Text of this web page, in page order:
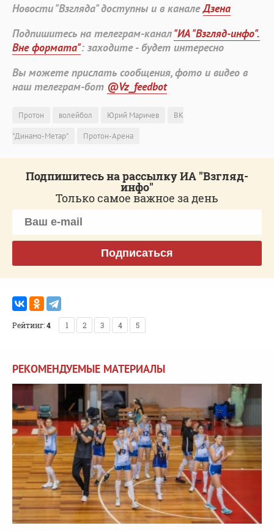
Новости "Взгляда" доступны и в каналеДзена
Подпишитесь на телеграм-канал"ИА "Взгляд-инфо".
Вне формата": заходите - будет интересно
Вы можете прислать сообщения, фото и видео в
наш телеграм-бот @Vz_feedbot
Протон волейбол Юрий Маричев
ВК
"Динамо-Метар"
Протон-Арена
Подпишитесь на рассылку ИА "Взгляд-
инфо"
Только самое важное за день
Подписаться
Рейтинг:4 1 2 3 4 5
РЕКОМЕНДУЕМЫЕ МАТЕРИАЛЫ